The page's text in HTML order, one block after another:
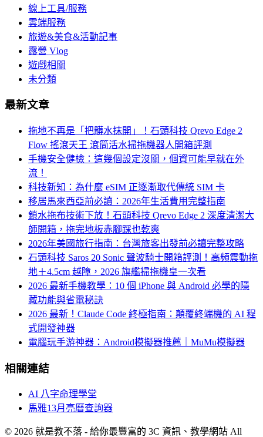
線上工具/服務
雲端服務
旅遊&美食&活動記事
露營 Vlog
遊戲相關
未分類
最新文章
拖地不再是「把髒水抹開」！石頭科技 Qrevo Edge 2
Flow 搖滾天王 滾筒活水掃拖機器人開箱評測
手機安全健檢：這幾個設定沒關，個資可能早就在外
流！
科技新知：為什麼 eSIM 正逐漸取代傳統 SIM 卡
移居馬來西亞前必讀：2026年生活費用完整指南
鎖水拖布技術下放！石頭科技 Qrevo Edge 2 深度清潔大
師開箱，拖完地板赤腳踩也乾爽
2026年美國旅行指南：台灣旅客出發前必讀完整攻略
石頭科技 Saros 20 Sonic 聲波騎士開箱評測！高頻震動拖
地＋4.5cm 越障，2026 旗艦掃拖機皇一次看
2026 最新手機教學：10 個 iPhone 與 Android 必學的隱
藏功能與省電秘訣
2026 最新！Claude Code 終極指南：顛覆終端機的 AI 程
式開發神器
電腦玩手游神器：Android模擬器推薦｜MuMu模擬器
相關連結
AI 八字命理學堂
馬雅13月亮曆查詢器
© 2026 就是教不落 - 給你最豐富的 3C 資訊、教學網站 All